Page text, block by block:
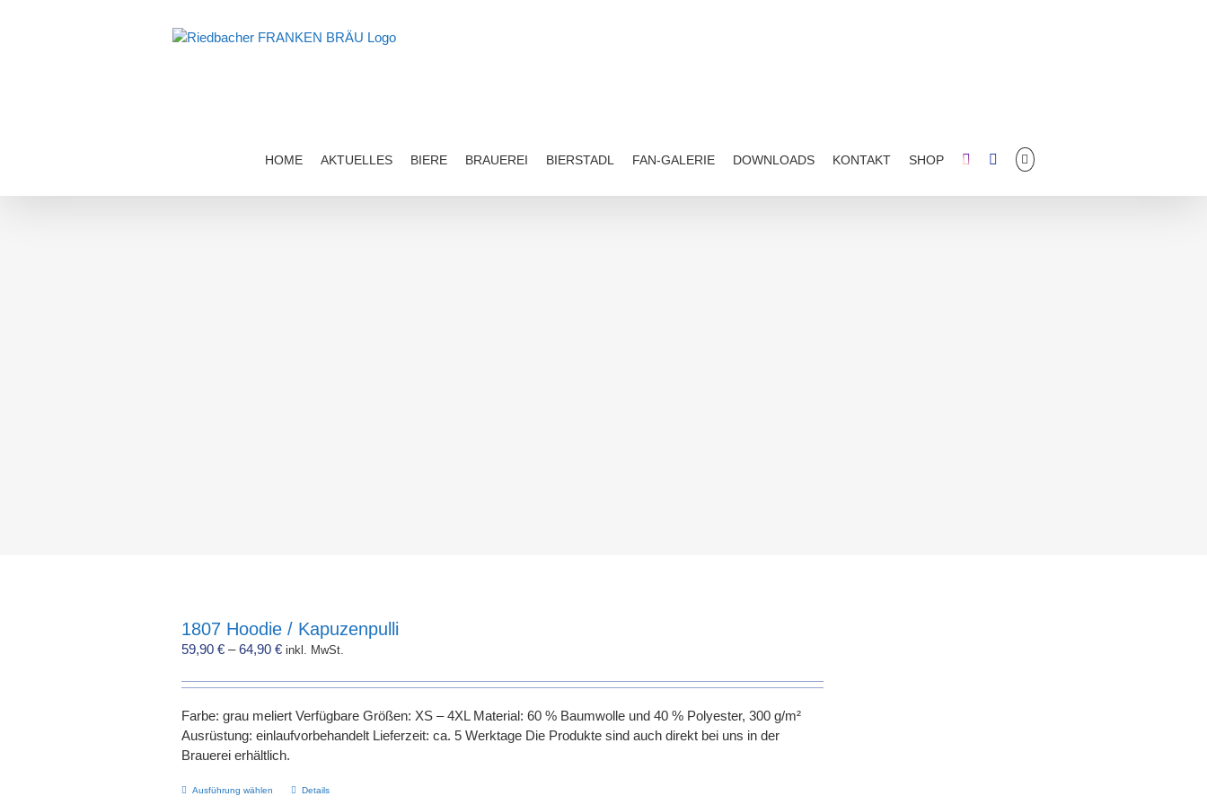
HOME AKTUELLES BIERE BRAUEREI BIERSTADL FAN-GALERIE DOWNLOADS KONTAKT SHOP
1807 Hoodie / Kapuzenpulli
59,90 €–64,90 € inkl. MwSt.
Farbe: grau meliert Verfügbare Größen: XS – 4XL Material: 60 % Baumwolle und 40 % Polyester, 300 g/m²
Ausrüstung: einlaufvorbehandelt Lieferzeit: ca. 5 Werktage Die Produkte sind auch direkt bei uns in der
Brauerei erhältlich.
Ausführung wählen
Dieses
Details